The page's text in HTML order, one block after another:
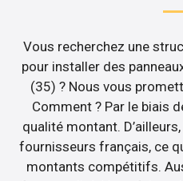
Vous recherchez une
pour installer des
(35) ? Nous vous
Comment ? Par le biais
qualité montant.
fournisseurs français, ce
montants compétitifs.